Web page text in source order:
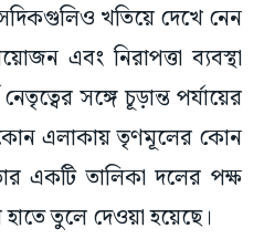
খতিয়ে দেখে নেন
এবং নিরাপত্তা ব্যবস্থা
সঙ্গে চূড়ান্ত পর্যায়ের
এলাকায় তৃণমূলের কোন
একটি তালিকা দলের পক্ষ
তুলে দেওয়া হয়েছে।